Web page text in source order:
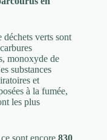
verts sont
monoxyde de
substances
et
à la fumée,
les plus
sont encore 830